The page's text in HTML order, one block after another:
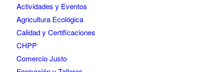
Actividades y Eventos
Agricultura Ecológica
Calidad y Certificaciones
CHPP
Comercio Justo